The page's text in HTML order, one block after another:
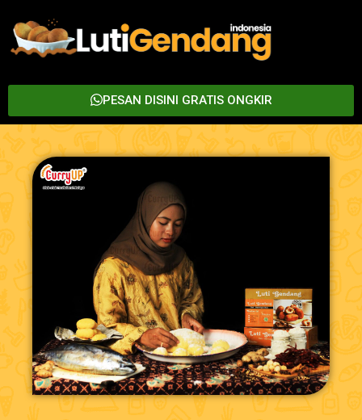
PESAN DISINI GRATIS ONGKIR